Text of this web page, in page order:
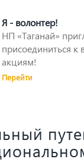
Я - волонтер!
НП «Таганай»
присоединиться к
акциям!
Перейти